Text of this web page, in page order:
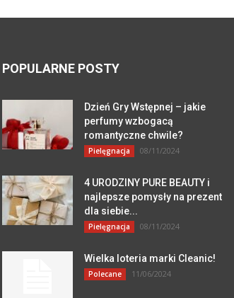
POPULARNE POSTY
Dzień Gry Wstępnej – jakie
perfumy wzbogacą
romantyczne chwile?
Pielęgnacja 08/11/2024
4 URODZINY PURE BEAUTY i
najlepsze pomysły na prezent
dla siebie...
Pielęgnacja 08/11/2024
Wielka loteria marki Cleanic!
Polecane 11/06/2024